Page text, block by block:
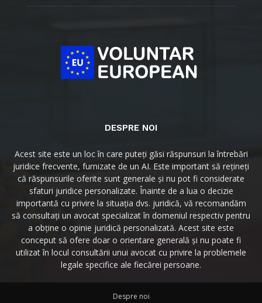
DESPRE NOI
Acest site este un loc în care puteți găsi răspunsuri la întrebări
juridice frecvente, furnizate de un AI. Este important să rețineți
că răspunsurile oferite sunt generale și nu pot fi considerate
sfaturi juridice personalizate. Înainte de a lua o decizie
importantă cu privire la situația dvs. juridică, vă recomandăm
să consultați un avocat specializat în domeniul respectiv pentru
a obține o opinie juridică personalizată. Acest site este
conceput să ofere doar o orientare generală și nu poate fi
utilizat în locul consultării unui avocat cu privire la problemele
legale specifice ale fiecărei persoane.
Despre noi